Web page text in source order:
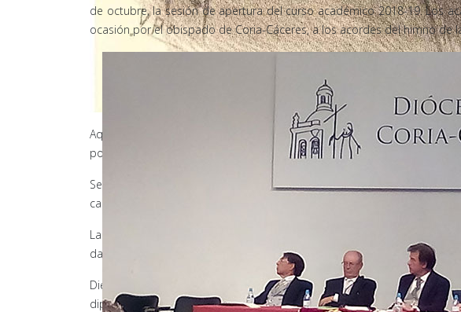
Aquel 24 de septiembre de 1810 había mucho murmullo en el Salón
poco a poco fue captando la atención de todos hasta el silencio
Separación de poderes, abolición de la Inquisición, libertad de prensa
carpetazo al siglo dieciocho. Aplauso unánime en la sala.
La crónica de aquella primera sesión de las Cortes de Cádiz la firmó
daría después nombre a calles, colegios, institutos y avenidas de toda
Diego Muñoz-Torrero fue uno de los protagonistas de aquella corte
diputados más relevantes redactaron la Constitución de 1812. A
de octubre, la sesión de apertura del curso académico 2018-19. Los
ocasión por el obispado de Coria-Cáceres, a los acordes del himno de